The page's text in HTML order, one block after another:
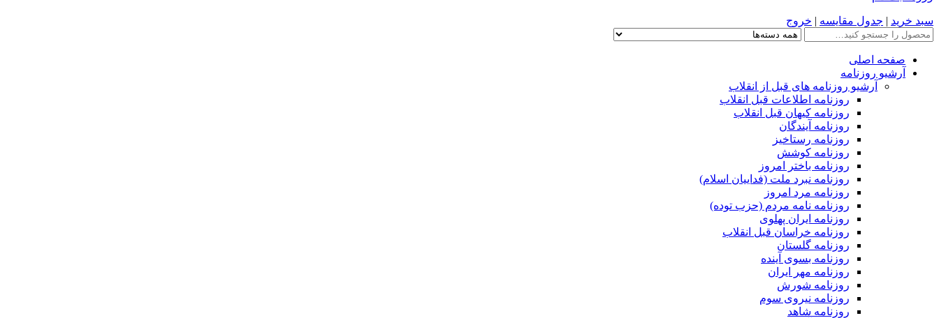
سبد خرید | جدول مقایسه | خروج
صفحه اصلی
آرشیو روزنامه
آرشیو روزنامه های قبل از انقلاب
روزنامه اطلاعات قبل انقلاب
روزنامه کیهان قبل انقلاب
روزنامه آیندگان
روزنامه رستاخیز
روزنامه کوشش
روزنامه باختر امروز
روزنامه نبرد ملت (فداییان اسلام)
روزنامه مرد امروز
روزنامه نامه مردم (حزب توده)
روزنامه ایران پهلوی
روزنامه خراسان قبل انقلاب
روزنامه گلستان
روزنامه بسوی آینده
روزنامه مهر ایران
روزنامه شورش
روزنامه نیروی سوم
روزنامه شاهد